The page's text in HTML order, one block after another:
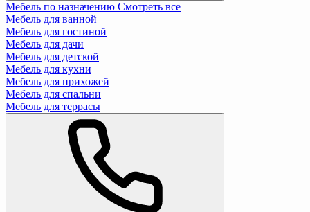
Мебель по назначению Смотреть все
Мебель для ванной
Мебель для гостиной
Мебель для дачи
Мебель для детской
Мебель для кухни
Мебель для прихожей
Мебель для спальни
Мебель для террасы